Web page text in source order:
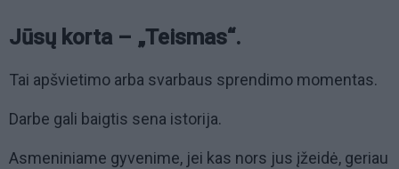
Jūsų korta – „Teismas“.
Tai apšvietimo arba svarbaus sprendimo momentas.
Darbe gali baigtis sena istorija.
Asmeniniame gyvenime, jei kas nors jus įžeidė, geriau